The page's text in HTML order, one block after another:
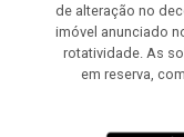
de alteração no
imóvel anunciado
rotatividade. As
em reserva,